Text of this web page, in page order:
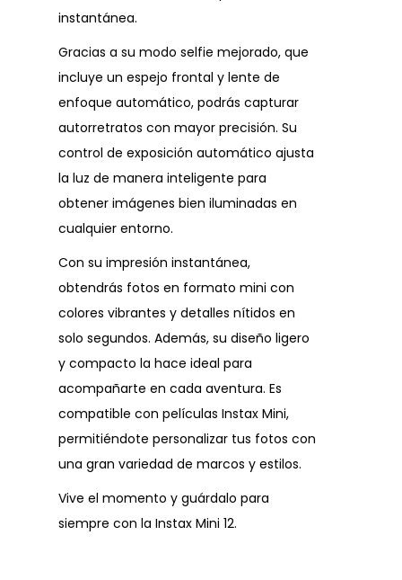
instantánea.
Gracias a su modo selfie mejorado, que
incluye un espejo frontal y lente de
enfoque automático, podrás capturar
autorretratos con mayor precisión. Su
control de exposición automático ajusta
la luz de manera inteligente para
obtener imágenes bien iluminadas en
cualquier entorno.
Con su impresión instantánea,
obtendrás fotos en formato mini con
colores vibrantes y detalles nítidos en
solo segundos. Además, su diseño ligero
y compacto la hace ideal para
acompañarte en cada aventura. Es
compatible con películas Instax Mini,
permitiéndote personalizar tus fotos con
una gran variedad de marcos y estilos.
Vive el momento y guárdalo para
siempre con la Instax Mini 12.